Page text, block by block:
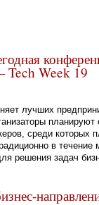
Tech Week 19
лучших
среди которых
в течение
решения задач